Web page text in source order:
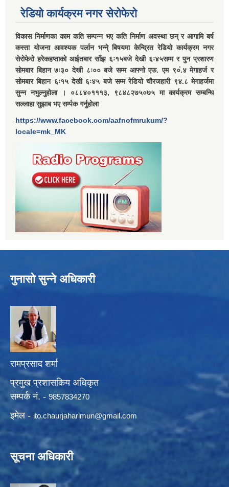
रेडियो कार्यक्रम नगर सेरोफेरो
विकास निर्माणका काम कति सम्पन्न भए कति निर्माण अवस्था छन् र आगामि बर्ष
कस्ता योजना आवश्यक पर्लान भन्ने् बिषयमा केन्द्रित रेडियो कार्यक्रम नगर
सेरोफेरो हरेकहप्ताको आईतबार साँझ ६ः१५बजे देखी ६ः४५सम्म र पुन प्रशारण
सोमबार बिहान ७ः३० देखी ८ः०० बजे सम्म आफ्नो एफ. एम ९०ं.४ मेगाहर्ज र
सोमबार बिहान ६ः१५ देखी ६ः४५ बजे सम्म रेडियो चौरजहारी ९४.८ मेगाहर्जमा
सुन्न नभुल्नुहोला । ०८८४०१११३, ९८४८२७५०७५ मा कार्यक्रम सम्बन्धि
सल्लाहा सुझाब भए सर्म्पक गर्नुहोला
https://www.facebook.com/aafnofmrukum/?
locale=mk_MK
गुनासो सुन्ने अधिकारी
रामप्रसाद शर्मा
प्रमुख प्रशासकिय अधिकृत
सम्पर्क नं. - 9857834270
इमेल - ito.chaurjaharimun@gmail.com
सूचना अधिकारी